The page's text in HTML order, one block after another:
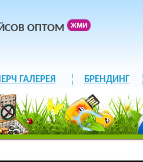
ОПТОМ
ГАЛЕРЕЯ БРЕНДИНГ